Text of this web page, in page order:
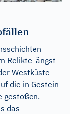
Relikte längst
Westküste
die in Gestein
gestoßen.
das